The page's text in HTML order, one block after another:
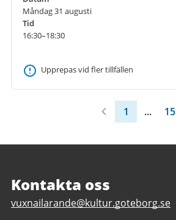
Måndag 31 augusti
Tid
16:30–18:30
Upprepas vid fler tillfällen
1 ... 15
Kontakta oss
E
vuxnailarande@kultur.goteborg.se